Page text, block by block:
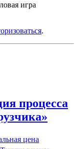
игра
.
процесса
цена